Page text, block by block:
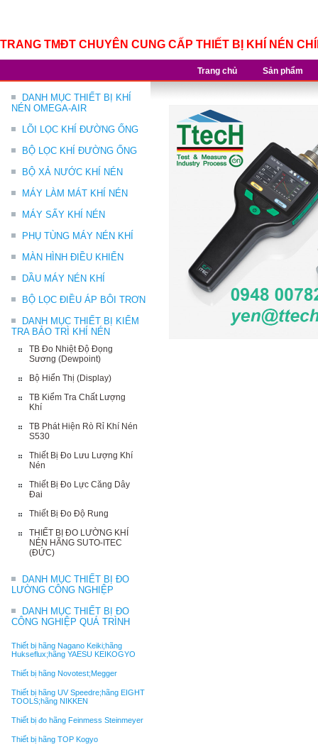
TRANG TMĐT CHUYÊN CUNG CẤP THIẾT BỊ KHÍ NÉN
Trang chủ Sản phẩm
DANH MỤC THIẾT BỊ KHÍ
NÉN OMEGA-AIR
LÕI LỌC KHÍ ĐƯỜNG ỐNG
BỘ LỌC KHÍ ĐƯỜNG ỐNG
BỘ XẢ NƯỚC KHÍ NÉN
MÁY LÀM MÁT KHÍ NÉN
MÁY SẤY KHÍ NÉN
PHỤ TÙNG MÁY NÉN KHÍ
MÀN HÌNH ĐIỀU KHIỂN
DẦU MÁY NÉN KHÍ
BỘ LỌC ĐIỀU ÁP BÔI TRƠN
DANH MỤC THIẾT BỊ KIỂM
TRA BẢO TRÌ KHÍ NÉN
TB Đo Nhiệt Độ Đọng
Sương (Dewpoint)
Bộ Hiển Thị (Display)
TB Kiểm Tra Chất Lượng
Khí
TB Phát Hiện Rò Rỉ Khí Nén
S530
Thiết Bị Đo Lưu Lượng Khí
Nén
Thiết Bị Đo Lực Căng Dây
Đai
Thiết Bị Đo Độ Rung
THIẾT BỊ ĐO LƯỜNG KHÍ
NÉN HÃNG SUTO-ITEC
(ĐỨC)
DANH MỤC THIẾT BỊ ĐO
LƯỜNG CÔNG NGHIỆP
DANH MỤC THIẾT BỊ ĐO
CÔNG NGHIỆP QUÁ TRÌNH
Thiết bị hãng Nagano Keiki;hãng
Hukseflux;hãng YAESU KEIKOGYO
Thiết bị hãng Novotest;Megger
Thiết bị hãng UV Speedre;hãng EIGHT
TOOLS;hãng NIKKEN
Thiết bị đo hãng Feinmess Steinmeyer
Thiết bị hãng TOP Kogyo